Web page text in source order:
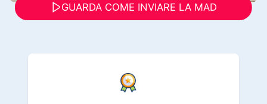
GUARDA COME INVIARE LA MAD